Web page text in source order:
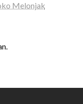
Melonjak